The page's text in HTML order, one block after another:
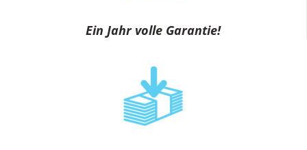
Ein Jahr volle Garantie!